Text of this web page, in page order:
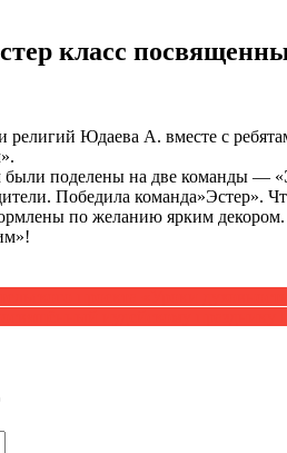
класс
Юдаева А. вместе с
поделены на две команды —
Победила
по желанию ярким